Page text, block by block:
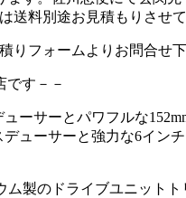
送料別途お見積もりさせて
りフォームよりお問合せ下
です－－
ーサーとパワフルな
ューサーと強力な6イン
ム製のドライブユニットト